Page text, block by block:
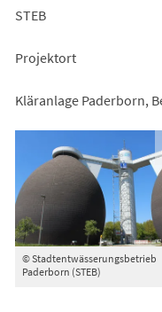
STEB
Projektort
Kläranlage Paderborn,
© Stadtentwässerungsbetrieb
Paderborn (STEB)